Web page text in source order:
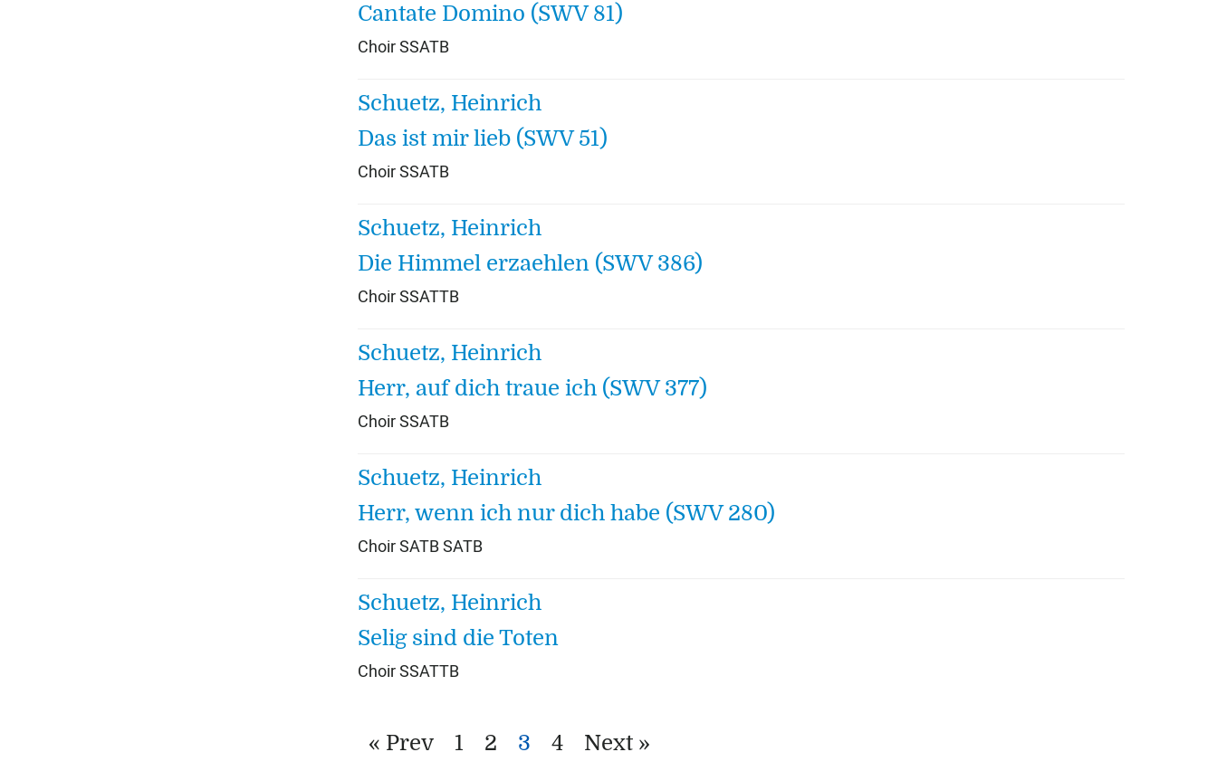
Cantate Domino (SWV 81)
Choir SSATB
Schuetz, Heinrich
Das ist mir lieb (SWV 51)
Choir SSATB
Schuetz, Heinrich
Die Himmel erzaehlen (SWV 386)
Choir SSATTB
Schuetz, Heinrich
Herr, auf dich traue ich (SWV 377)
Choir SSATB
Schuetz, Heinrich
Herr, wenn ich nur dich habe (SWV 280)
Choir SATB SATB
Schuetz, Heinrich
Selig sind die Toten
Choir SSATTB
« Prev 1 2 3 4 Next »